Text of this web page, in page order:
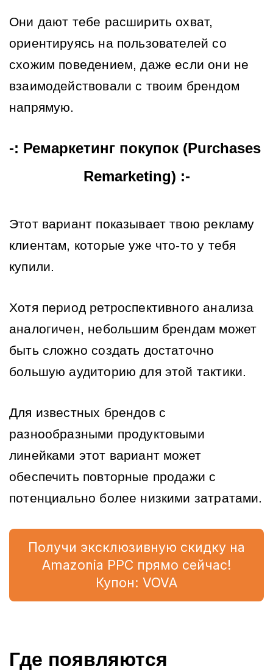
Они дают тебе расширить охват,
ориентируясь на пользователей со
схожим поведением, даже если они не
взаимодействовали с твоим брендом
напрямую.
-: Ремаркетинг покупок (Purchases
Remarketing) :-
Этот вариант показывает твою рекламу
клиентам, которые уже что-то у тебя
купили.
Хотя период ретроспективного анализа
аналогичен, небольшим брендам может
быть сложно создать достаточно
большую аудиторию для этой тактики.
Для известных брендов с
разнообразными продуктовыми
линейками этот вариант может
обеспечить повторные продажи с
потенциально более низкими затратами.
Получи эксклюзивную скидку на
Amazonia PPC прямо сейчас!
Купон: VOVA
Где появляются